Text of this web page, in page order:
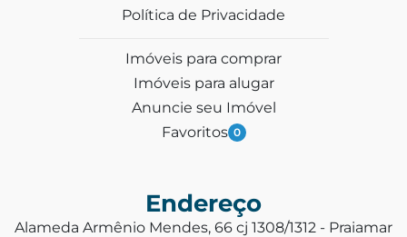
Política de Privacidade
Imóveis para comprar
Imóveis para alugar
Anuncie seu Imóvel
Favoritos 0
Endereço
Alameda Armênio Mendes, 66 cj 1308/1312 - Praiamar